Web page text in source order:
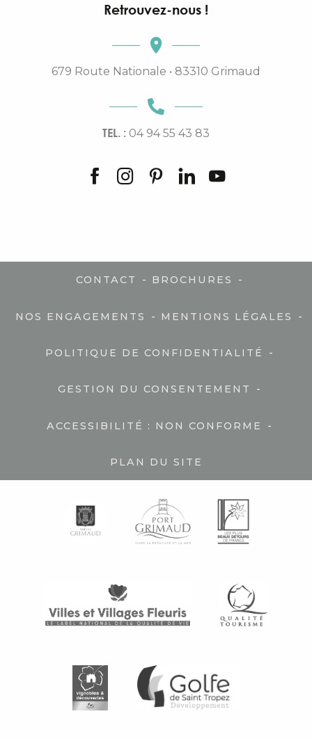
Retrouvez-nous !
679 Route Nationale • 83310 Grimaud
TEL. : 04 94 55 43 83
CONTACT - BROCHURES -
NOS ENGAGEMENTS - MENTIONS LÉGALES -
POLITIQUE DE CONFIDENTIALITÉ -
GESTION DU CONSENTEMENT -
ACCESSIBILITÉ : NON CONFORME -
PLAN DU SITE